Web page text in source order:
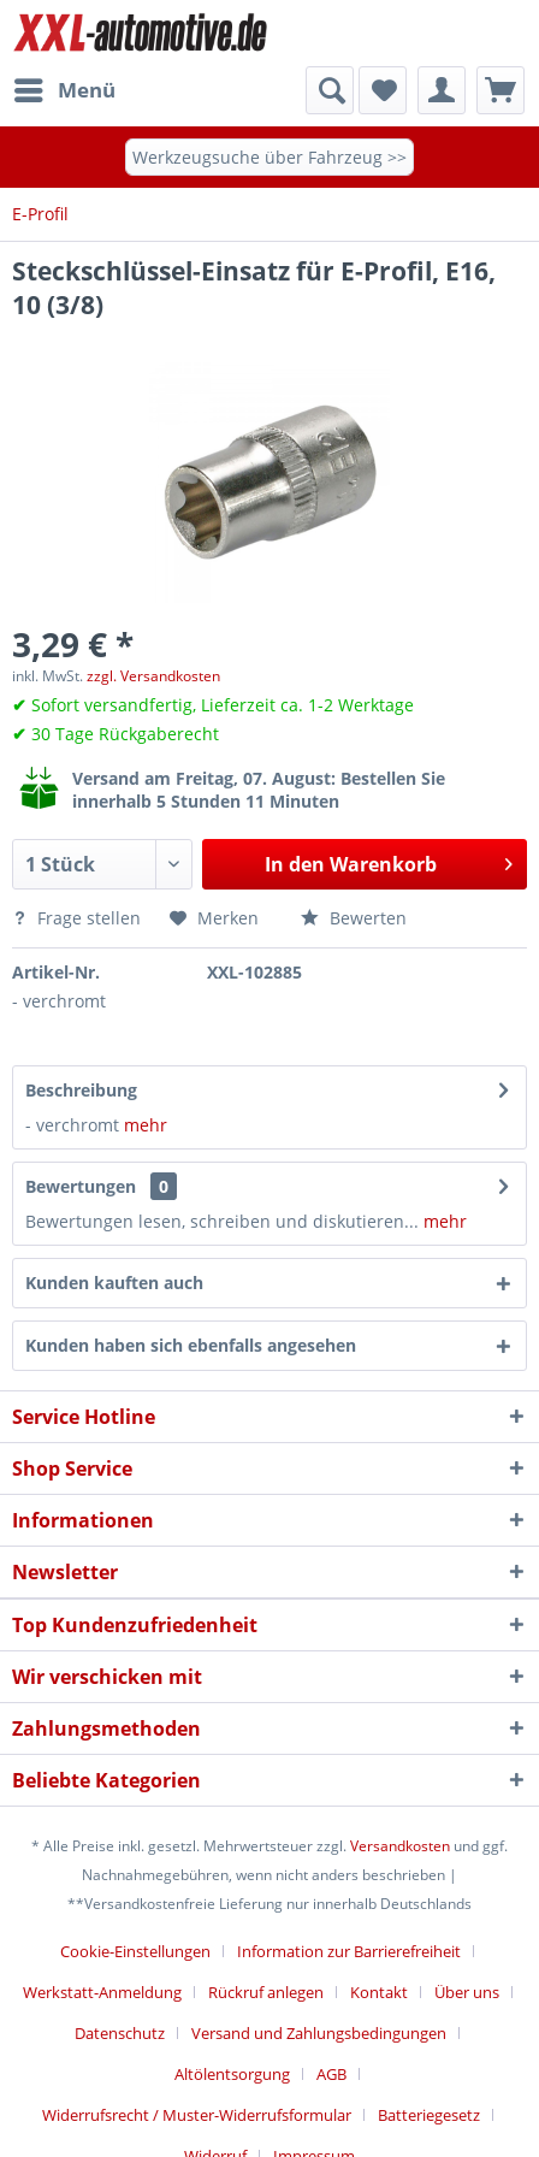
Menü
Werkzeugsuche über Fahrzeug >>
E-Profil
Steckschlüssel-Einsatz für E-Profil, E16,
10 (3/8)
3,29 € *
inkl. MwSt.zzgl. Versandkosten
✔ Sofort versandfertig, Lieferzeit ca. 1-2 Werktage
✔ 30 Tage Rückgaberecht
Versand am Freitag, 07. August: Bestellen Sie
innerhalb 5 Stunden 11 Minuten
In den Warenkorb
Frage stellen Merken Bewerten
Artikel-Nr.
XXL-102885
- verchromt
Beschreibung
- verchromt mehr
Bewertungen
0
Bewertungen lesen, schreiben und diskutieren... mehr
Kunden kauften auch
Kunden haben sich ebenfalls angesehen
Service Hotline
Shop Service
Informationen
Newsletter
Top Kundenzufriedenheit
Wir verschicken mit
Zahlungsmethoden
Beliebte Kategorien
* Alle Preise inkl. gesetzl. Mehrwertsteuer zzgl.Versandkosten und ggf.
Nachnahmegebühren, wenn nicht anders beschrieben |
**Versandkostenfreie Lieferung nur innerhalb Deutschlands
Cookie-Einstellungen
Information zur Barrierefreiheit
Werkstatt-Anmeldung
Rückruf anlegen Kontakt
Über uns
Datenschutz
Versand und Zahlungsbedingungen
Altölentsorgung
AGB
Widerrufsrecht / Muster-Widerrufsformular
Batteriegesetz